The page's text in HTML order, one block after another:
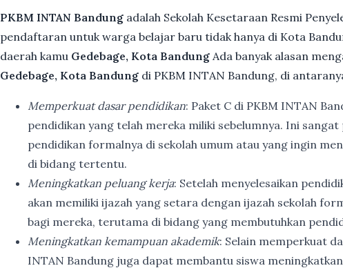
PKBM INTAN Bandung adalah Sekolah Kesetaraan Resmi
pendaftaran untuk warga belajar baru tidak hanya di Kota
daerah kamu Gedebage, Kota Bandung Ada banyak alasan
Gedebage, Kota Bandung di PKBM INTAN Bandung, di
Memperkuat dasar pendidikan: Paket C di PKBM INTAN
pendidikan yang telah mereka miliki sebelumnya. Ini
pendidikan formalnya di sekolah umum atau yang ingin
di bidang tertentu.
Meningkatkan peluang kerja: Setelah menyelesaikan
akan memiliki ijazah yang setara dengan ijazah sekolah
bagi mereka, terutama di bidang yang membutuhkan
Meningkatkan kemampuan akademik: Selain memperkuat
INTAN Bandung juga dapat membantu siswa